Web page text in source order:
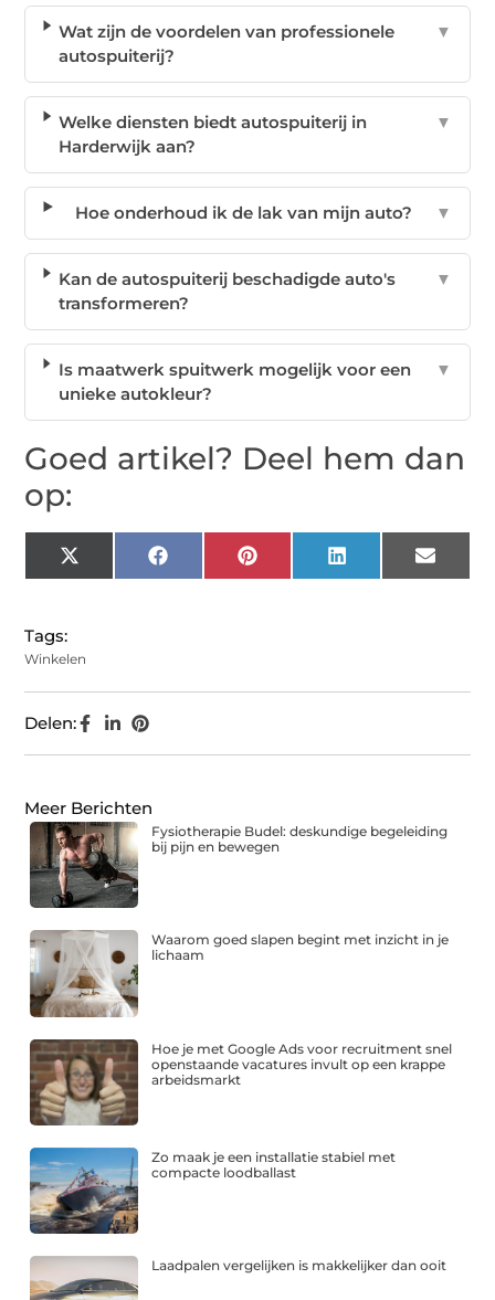
Wat zijn de voordelen van professionele
autospuiterij?
▼
Welke diensten biedt autospuiterij in
Harderwijk aan?
▼
Hoe onderhoud ik de lak van mijn auto? ▼
Kan de autospuiterij beschadigde auto's
transformeren?
▼
Is maatwerk spuitwerk mogelijk voor een
unieke autokleur?
▼
Goed artikel? Deel hem dan
op:
X
(Twitter)
Facebook Pinterest LinkedIn Email
Tags:
Winkelen
Delen:
Meer Berichten
Fysiotherapie Budel: deskundige begeleiding
bij pijn en bewegen
Waarom goed slapen begint met inzicht in je
lichaam
Hoe je met Google Ads voor recruitment snel
openstaande vacatures invult op een krappe
arbeidsmarkt
Zo maak je een installatie stabiel met
compacte loodballast
Laadpalen vergelijken is makkelijker dan ooit